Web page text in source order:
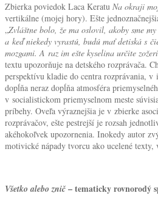
Zbierka poviedok Laca Keratu Na okraji
vertikálne (mojej hory). Ešte
„Zvláštne bolo, že ma oslovil, akoby sme
a keď niekedy vyrastú, budú mať detiská s
mozgami. A raz im ešte kyselina určite
textu upozorňuje na detského rozprávača.
perspektívu kladie do centra rozprávania,
dopĺňa neraz dopĺňa atmosféra
v socialistickom priemyselnom meste
príbehy. Oveľa výraznejšia je v zbierke
rozprávačov, ešte pestrejší je rozsah
akéhokoľvek upozornenia. Inokedy autor
motivické nápady tvorcu ako ucelené texty,
Všetko alebo znič – tematicky rovnorodý